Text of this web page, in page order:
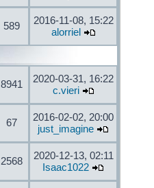
589
2016-11-08, 15:22
alorriel
8941
2020-03-31, 16:22
c.vieri
67
2016-02-02, 20:00
just_imagine
2568
2020-12-13, 02:11
Isaac1022